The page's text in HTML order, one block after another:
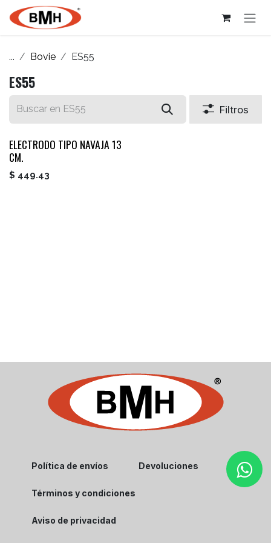
Ir al contenido
... Bovie ES55
ES55
Filtros
ELECTRODO TIPO NAVAJA 13
CM.
$ 449.43
Política de envíos Devoluciones
Términos y condiciones
Aviso de privacidad